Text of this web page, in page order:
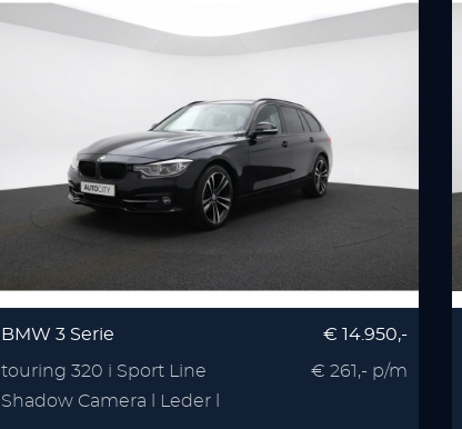
BMW 3 Serie
touring 320 i Sport Line
Shadow Camera l Leder l
€ 14.950,-
€ 261,- p/m